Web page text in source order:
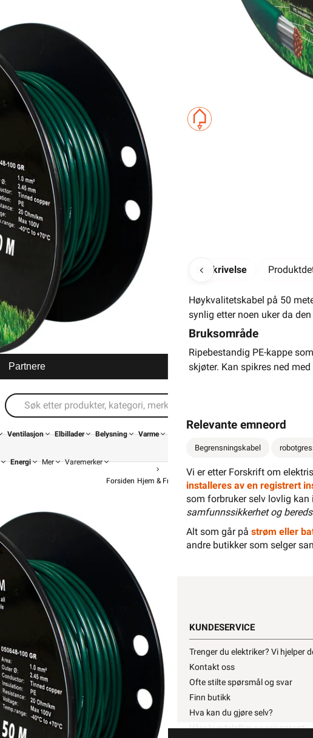
Partnere
Ventilasjon Elbillader Belysning Varme
Energi Mer Varemerker
Forsiden Hjem & Fritid Hage Tilbehør Robotgressklipper
339,90
Beskrivelse
Høykvalitetskabel på 50
synlig etter noen uker da
Bruksområde
Ripebestandig PE-kappe
skjøter. Kan spikres ned
Relevante emneord
Begrensningskabel
Vi er etter Forskrift om
installeres av en registrert
som forbruker selv lovlig kan
samfunnssikkerhet og
Alt som går på strøm eller
andre butikker som selger
KUNDESERVICE
Trenger du elektriker? Vi hjelper
Kontakt oss
Ofte stilte spørsmål og svar
Finn butikk
Hva kan du gjøre selv?
Våre kundeløfter og prisgaranti